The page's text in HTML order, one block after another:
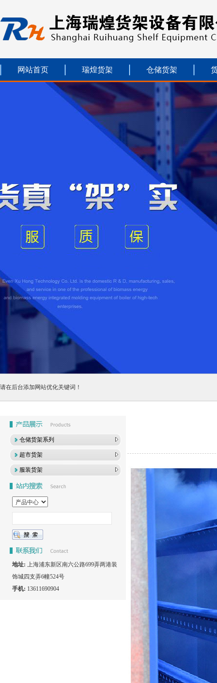
网站首页 瑞煌货架 仓储货架
请在后台添加网站优化关键词！
仓储货架系列
超市货架
服装货架
地址: 上海浦东新区南六公路699弄两港装
饰城四支弄6幢524号
手机: 13611690904